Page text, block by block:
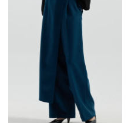
¥1,000クーポン進呈